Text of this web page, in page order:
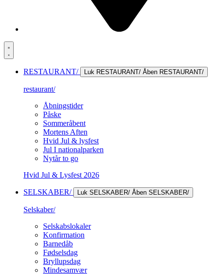
RESTAURANT/ Luk RESTAURANT/ Åben RESTAURANT/
restaurant/
Åbningstider
Påske
Sommeråbent
Mortens Aften
Hvid Jul & lysfest
Jul I nationalparken
Nytår to go
Hvid Jul & Lysfest 2026
SELSKABER/ Luk SELSKABER/ Åben SELSKABER/
Selskaber/
Selskabslokaler
Konfirmation
Barnedåb
Fødselsdag
Bryllupsdag
Mindesamvær